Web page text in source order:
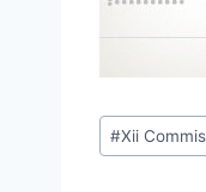
P
o
#Xii